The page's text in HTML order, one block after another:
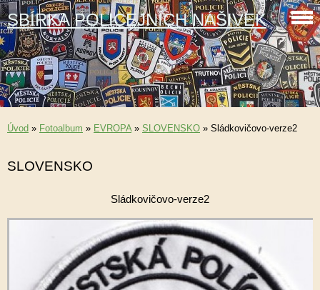
SBÍRKA POLICEJNÍCH NÁŠIVEK
Úvod » Fotoalbum » EVROPA» SLOVENSKO » Sládkovičovo-verze2
SLOVENSKO
Sládkovičovo-verze2